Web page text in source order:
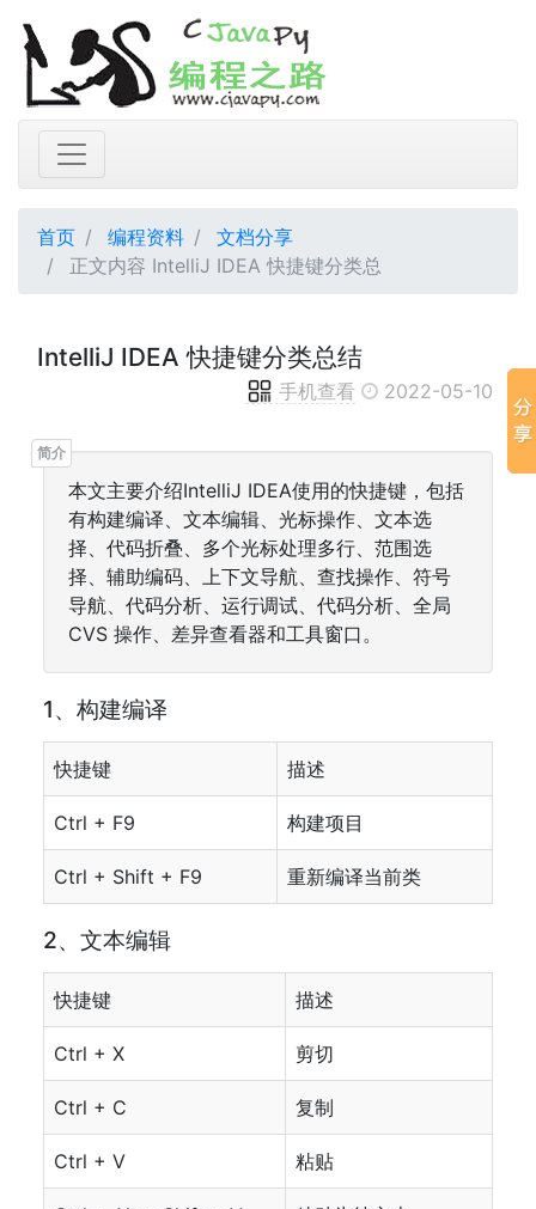
首页 编程资料
文档分享
正文内容 IntelliJ IDEA 快捷键分类总
IntelliJ IDEA 快捷键分类总结
手机查看 2022-05-10
本文主要介绍IntelliJ IDEA使用的快捷键，包括
有构建编译、文本编辑、光标操作、文本选
择、代码折叠、多个光标处理多行、范围选
择、辅助编码、上下文导航、查找操作、符号
导航、代码分析、运行调试、代码分析、全局
CVS 操作、差异查看器和工具窗口。
1、构建编译
快捷键 描述
Ctrl + F9 构建项目
Ctrl + Shift + F9 重新编译当前类
2、文本编辑
快捷键 描述
Ctrl + X 剪切
Ctrl + C 复制
Ctrl + V 粘贴